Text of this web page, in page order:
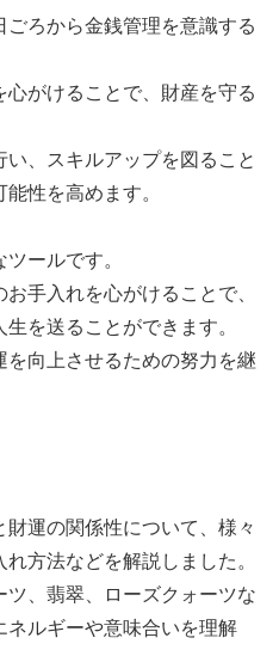
ろから金銭管理を意識する
がけることで、財産を守る
、スキルアップを図ること
性を高めます。
ールです。
手入れを心がけることで、
を送ることができます。
向上させるための努力を継
運の関係性について、様々
方法などを解説しました。
、翡翠、ローズクォーツな
ネルギーや意味合いを理解